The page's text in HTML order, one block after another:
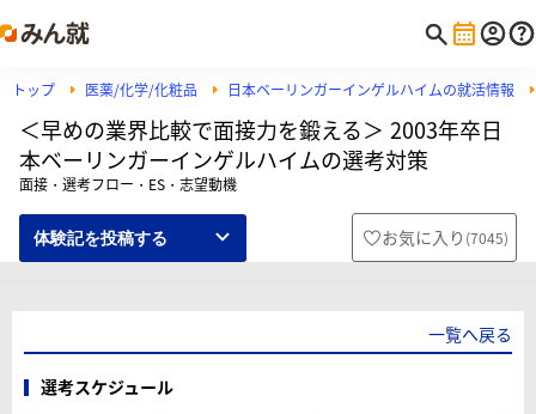
トップ 医薬/化学/化粧品 日本ベーリンガーインゲルハイムの就活情報
＜早めの業界比較で面接力を鍛える＞ 2003年卒日
本ベーリンガーインゲルハイムの選考対策
面接・選考フロー・ES・志望動機
体験記を投稿する お気に入り (7045)
一覧へ戻る
選考スケジュール